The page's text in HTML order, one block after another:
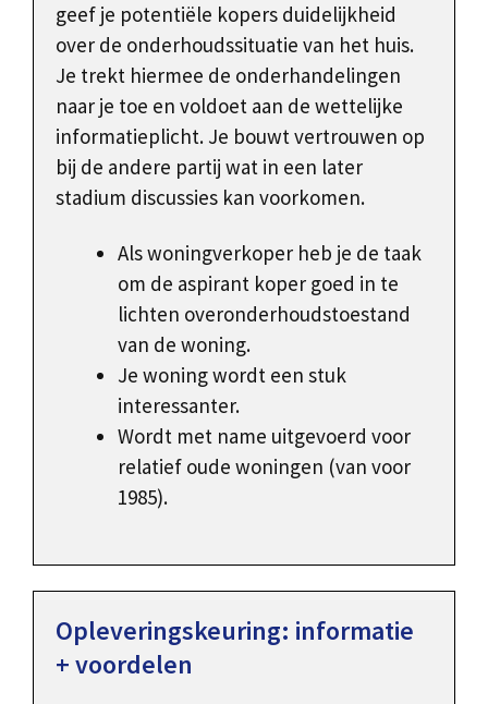
geef je potentiële kopers duidelijkheid
over de onderhoudssituatie van het huis.
Je trekt hiermee de onderhandelingen
naar je toe en voldoet aan de wettelijke
informatieplicht. Je bouwt vertrouwen op
bij de andere partij wat in een later
stadium discussies kan voorkomen.
Als woningverkoper heb je de taak
om de aspirant koper goed in te
lichten overonderhoudstoestand
van de woning.
Je woning wordt een stuk
interessanter.
Wordt met name uitgevoerd voor
relatief oude woningen (van voor
1985).
Opleveringskeuring: informatie
+ voordelen